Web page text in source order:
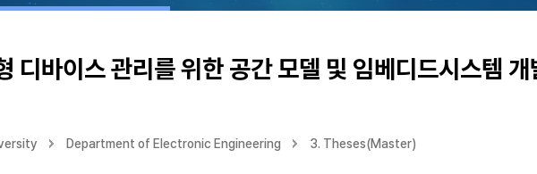
디바이스 관리를 위한 공간 모델 및 임베디드시스템 개
Department of Electronic Engineering 3. Theses(Master)